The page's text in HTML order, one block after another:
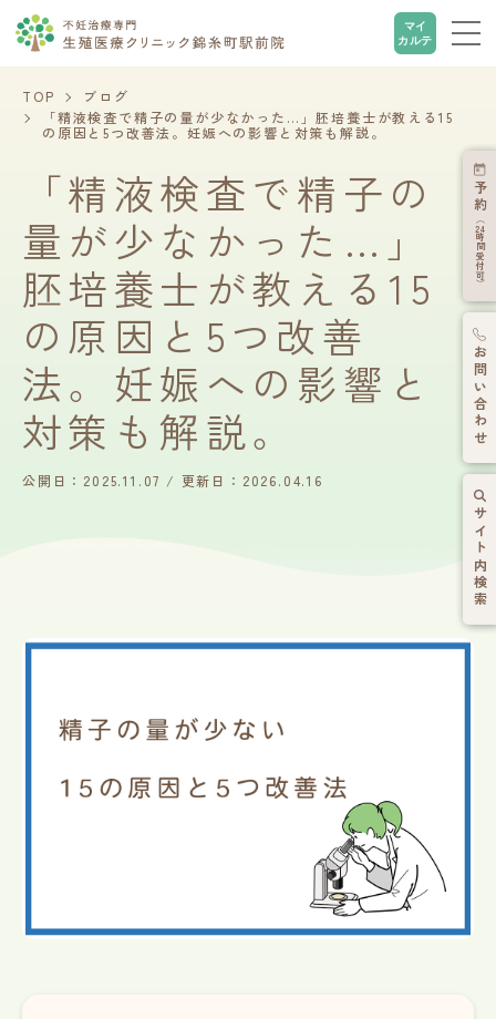
マイ
カルテ
予約
（
24
時間受付可）
お問い合わせ
サイト内検索
TOP
ブログ
「精液検査で精子の量が少なかった…」胚培養士が教える15
の原因と5つ改善法。妊娠への影響と対策も解説。
「精液検査で精子の
量が少なかった…」
胚培養士が教える15
の原因と5つ改善
法。妊娠への影響と
対策も解説。
公開日：2025.11.07 更新日：2026.04.16